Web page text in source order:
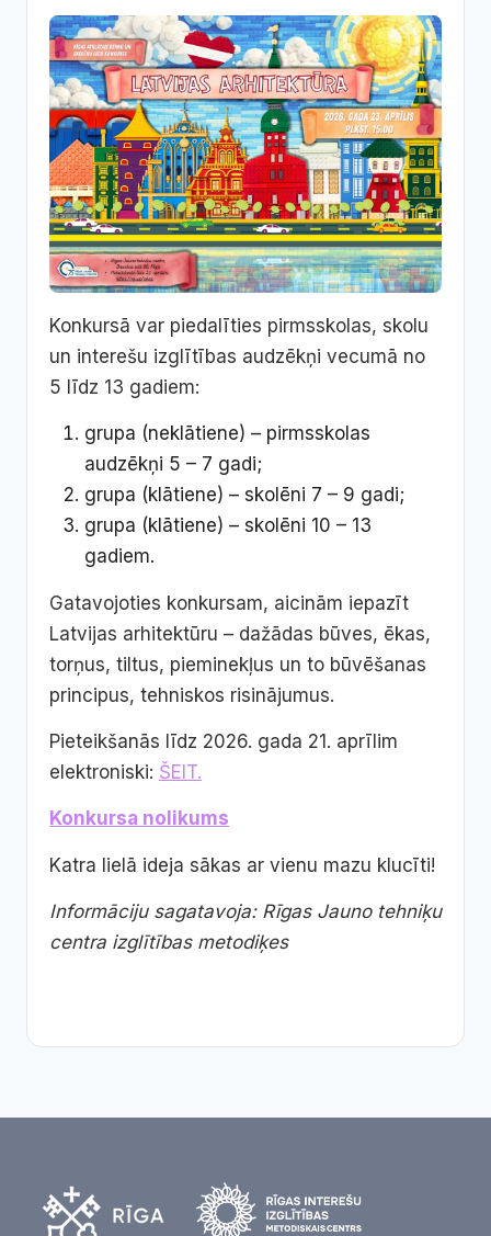
Konkursā var piedalīties pirmsskolas, skolu
un interešu izglītības audzēkņi vecumā no
5 līdz 13 gadiem:
grupa (neklātiene) – pirmsskolas
audzēkņi 5 – 7 gadi;
grupa (klātiene) – skolēni 7 – 9 gadi;
grupa (klātiene) – skolēni 10 – 13
gadiem.
Gatavojoties konkursam, aicinām iepazīt
Latvijas arhitektūru – dažādas būves, ēkas,
torņus, tiltus, pieminekļus un to būvēšanas
principus, tehniskos risinājumus.
Pieteikšanās līdz 2026. gada 21. aprīlim
elektroniski: ŠEIT.
Konkursa nolikums
Katra lielā ideja sākas ar vienu mazu klucīti!
Informāciju sagatavoja: Rīgas Jauno tehniķu
centra izglītības metodiķes